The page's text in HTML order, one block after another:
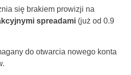
się brakiem prowizji na
spreadami (już od 0.9
do otwarcia nowego konta